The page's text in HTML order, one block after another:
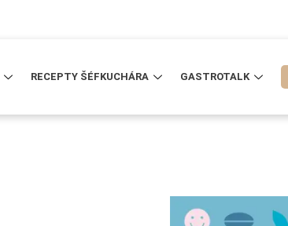
RECEPTY ŠÉFKUCHÁRA GASTROTALK